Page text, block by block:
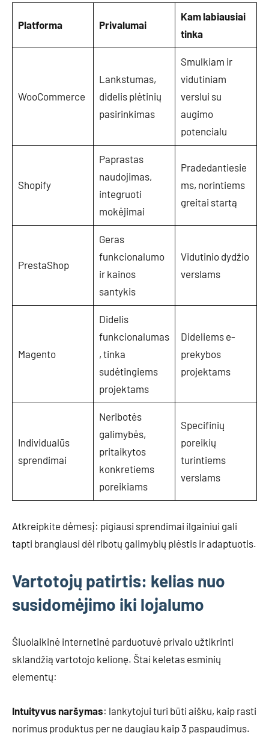
Platforma Privalumai
Kam labiausiai
tinka
WooCommerce
Lankstumas,
didelis plėtinių
pasirinkimas
Smulkiam ir
vidutiniam
verslui su
augimo
potencialu
Shopify
Paprastas
naudojimas,
integruoti
mokėjimai
Pradedantiesie
ms, norintiems
greitai startą
PrestaShop
Geras
funkcionalumo
ir kainos
santykis
Vidutinio dydžio
verslams
Magento
Didelis
funkcionalumas
, tinka
sudėtingiems
projektams
Dideliems e-
prekybos
projektams
Individualūs
sprendimai
Neribotės
galimybės,
pritaikytos
konkretiems
poreikiams
Specifinių
poreikių
turintiems
verslams
Atkreipkite dėmesį: pigiausi sprendimai ilgainiui gali
tapti brangiausi dėl ribotų galimybių plėstis ir adaptuotis.
Vartotojų patirtis: kelias nuo
susidomėjimo iki lojalumo
Šiuolaikinė internetinė parduotuvė privalo užtikrinti
sklandžią vartotojo kelionę. Štai keletas esminių
elementų:
Intuityvus naršymas: lankytojui turi būti aišku, kaip rasti
norimus produktus per ne daugiau kaip 3 paspaudimus.